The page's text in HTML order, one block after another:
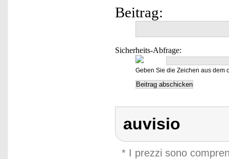
Beitrag:
Sicherheits-Abfrage:
Geben Sie die Zeichen aus dem
auvisio
* I prezzi sono